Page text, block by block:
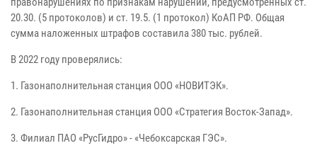
20.30. (5 протоколов) и ст. 19.5. (1 протокол) КоАП РФ. Общая
сумма наложенных штрафов составила 380 тыс. рублей.
В 2022 году проверялись:
1. Газонаполнительная станция ООО «НОВИТЭК».
2. Газонаполнительная станция ООО «Стратегия Восток-Запад».
3. Филиал ПАО «РусГидро» - «Чебоксарская ГЭС».